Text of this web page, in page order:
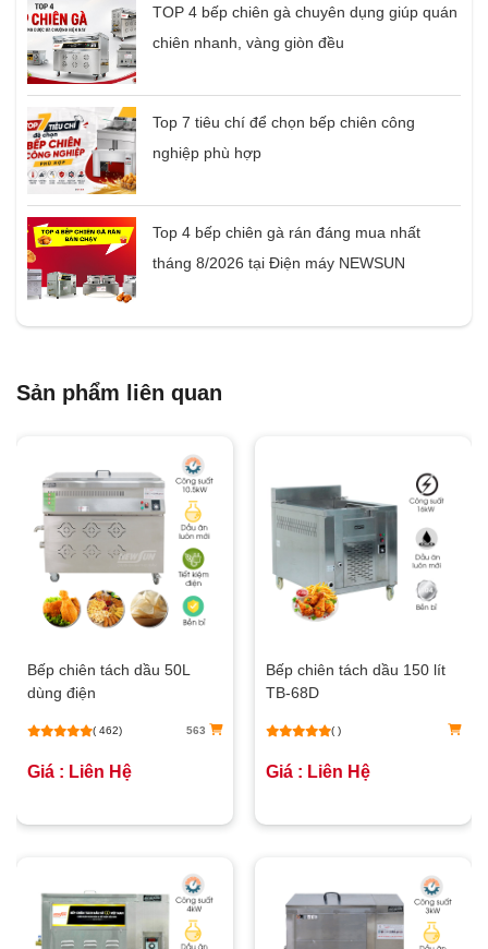
TOP 4 bếp chiên gà chuyên dụng giúp quán
chiên nhanh, vàng giòn đều
Top 7 tiêu chí để chọn bếp chiên công
nghiệp phù hợp
Top 4 bếp chiên gà rán đáng mua nhất
tháng 8/2026 tại Điện máy NEWSUN
Sản phẩm liên quan
Bếp chiên tách dầu 50L
dùng điện
( 462) 563
Giá : Liên Hệ
Bếp chiên tách dầu 150 lít
TB-68D
( )
Giá : Liên Hệ